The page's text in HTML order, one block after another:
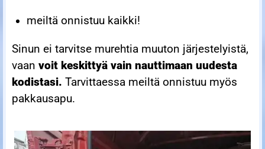
meiltä onnistuu kaikki!
Sinun ei tarvitse murehtia muuton järjestelyistä,
vaan voit keskittyä vain nauttimaan uudesta
kodistasi. Tarvittaessa meiltä onnistuu myös
pakkausapu.